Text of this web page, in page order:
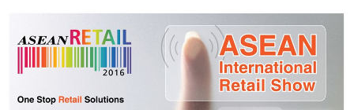
บริการ
ระบบ
แฟ